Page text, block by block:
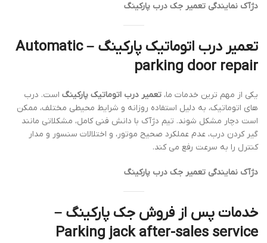
دژآک نمایندگی تعمیر جک درب پارکینگ
تعمیر درب اتوماتیک پارکینگ – Automatic
parking door repair
یکی از مهم ترین خدمات ما، تعمیر درب اتوماتیک پارکینگ است. درب
های اتوماتیک، به دلیل استفاده روزانه و شرایط محیطی مختلف، ممکن
است دچار مشکل شوند. تیم دژآک با دانش فنی کامل، مشکلاتی مانند
گیر کردن درب، عدم عملکرد صحیح موتور، و اختلالات سنسور و مدار
کنترل را به سرعت رفع می کند.
دژآک نمایندگی تعمیر جک درب پارکینگ
خدمات پس از فروش جک پارکینگ –
Parking jack after-sales service